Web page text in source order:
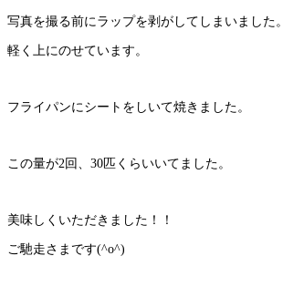
写真を撮る前にラップを剥がしてしまいました。
軽く上にのせています。
フライパンにシートをしいて焼きました。
この量が2回、30匹くらいいてました。
美味しくいただきました！！
ご馳走さまです(^o^)